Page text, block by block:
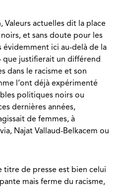
actuelles dit la place
et sans doute pour les
évidemment ici au-delà de la
que justifierait un différend
dans le racisme et son
l’ont déjà expérimenté
politiques noirs ou
dernières années,
de femmes, à
Najat Vallaud-Belkacem ou
titre de presse est bien celui
mais ferme du racisme,